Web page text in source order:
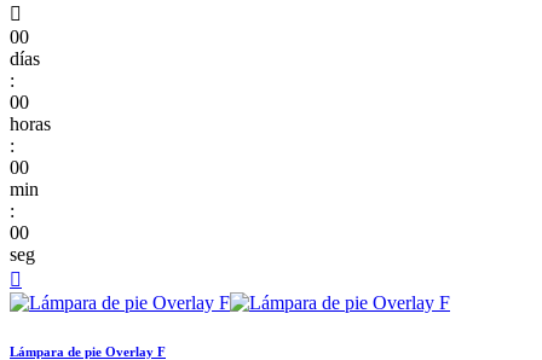

00
días
:
00
horas
:
00
min
:
00
seg

Lámpara de pie Overlay F